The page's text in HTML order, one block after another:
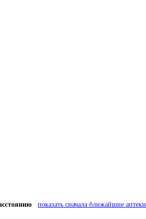
показать сначала ближайшие аптеки